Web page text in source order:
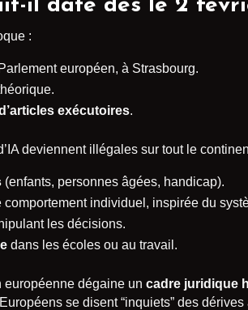
il date dès le 2
:
européen, à Strasbourg.
exécutoires.
deviennent illégales sur tout le
(enfants, personnes âgées, handicap).
comportement individuel, inspirée du
les décisions.
dans les écoles ou au travail.
dégaine un cadre juridique
se disent “inquiets” des